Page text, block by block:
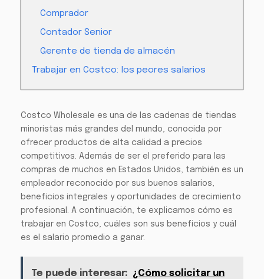
Comprador
Contador Senior
Gerente de tienda de almacén
Trabajar en Costco: los peores salarios
Costco Wholesale es una de las cadenas de tiendas
minoristas más grandes del mundo, conocida por
ofrecer productos de alta calidad a precios
competitivos. Además de ser el preferido para las
compras de muchos en Estados Unidos, también es un
empleador reconocido por sus buenos salarios,
beneficios integrales y oportunidades de crecimiento
profesional. A continuación, te explicamos cómo es
trabajar en Costco, cuáles son sus beneficios y cuál
es el salario promedio a ganar.
Te puede interesar: ¿Cómo solicitar un